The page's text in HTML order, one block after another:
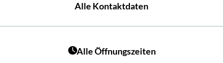
Alle Kontaktdaten
Alle Öffnungszeiten